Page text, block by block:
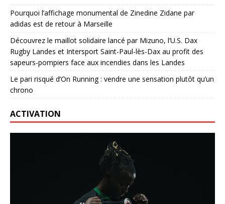
Pourquoi l’affichage monumental de Zinedine Zidane par
adidas est de retour à Marseille
Découvrez le maillot solidaire lancé par Mizuno, l’U.S. Dax
Rugby Landes et Intersport Saint-Paul-lès-Dax au profit des
sapeurs-pompiers face aux incendies dans les Landes
Le pari risqué d’On Running : vendre une sensation plutôt qu’un
chrono
ACTIVATION